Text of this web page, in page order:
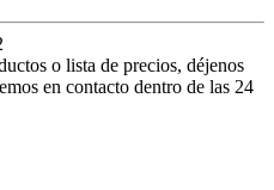
o lista de precios, déjenos
en contacto dentro de las 24